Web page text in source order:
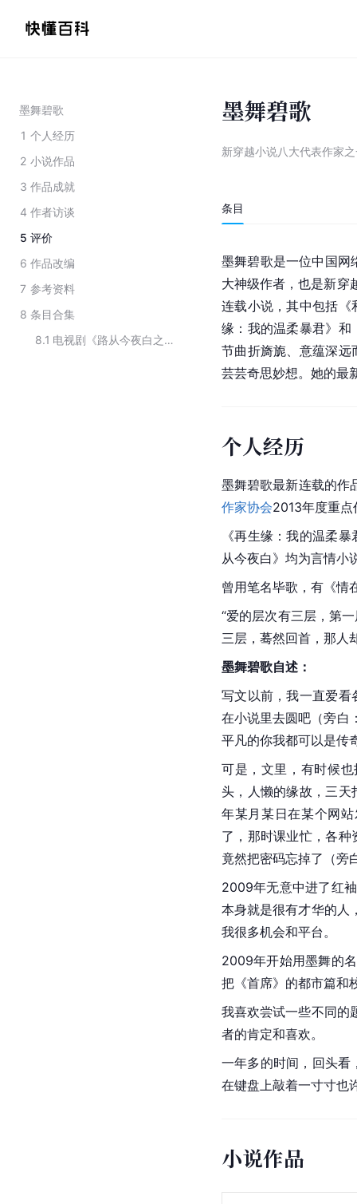
墨舞碧歌
1 个人经历
2 小说作品
3 作品成就
4 作者访谈
5 评价
6 作品改编
7 参考资料
8 条目合集
8.1
电视剧《路从今夜白之遇见青春》主要演职员
墨舞碧歌
新穿越小说八大代表作家
条目
墨舞碧歌是一位中国网
大神级作者，也是新穿
连载小说，其中包括《
缘：我的温柔暴君》和
节曲折旖旎、意蕴深远
芸芸奇思妙想。她的最
个人经历
墨舞碧歌最新连载的作
作家协会2013年度重点
《再生缘：我的温柔
从今夜白》均为言情小
曾用笔名毕歌，有《情
“爱的层次有三层，第
三层，蓦然回首，那人
墨舞碧歌自述：
写文以前，我一直爱看
在小说里去圆吧（旁白
平凡的你我都可以是传
可是，文里，有时候
头，人懒的缘故，三天
年某月某日在某个网
了，那时课业忙，各
竟然把密码忘掉了（旁
2009年无意中进了红
本身就是很有才华的人
我很多机会和平台。
2009年开始用墨舞的
把《首席》的都市篇和
我喜欢尝试一些不同的
者的肯定和喜欢。
一年多的时间，回头看
在键盘上敲着一寸寸也
小说作品